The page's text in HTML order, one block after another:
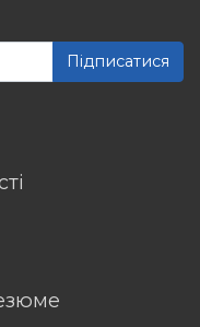
Підписатися